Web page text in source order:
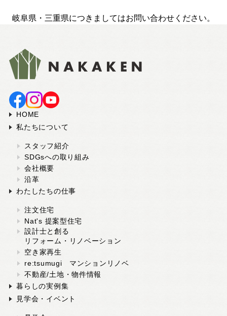
新着情報
私たちについて
スタッフ紹介
SDGsへの取り組み
会社概要
よくある質問
求人情報
お電話でのお問い合わせ
TEL: 052-911-9345
[受付時間] 9:00～18:00
岐阜県・三重県につきましてはお問い合わせください。
HOME
私たちについて
スタッフ紹介
SDGsへの取り組み
会社概要
沿革
わたしたちの仕事
注文住宅
Nat's 提案型住宅
設計士と創る
リフォーム・リノベーション
空き家再生
re:tsumugi マンションリノベ
不動産/土地・物件情報
暮らしの実例集
見学会・イベント